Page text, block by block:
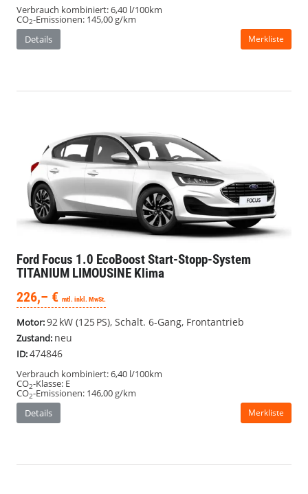
Verbrauch kombiniert:6,40 l/100km
CO2-Emissionen: 145,00 g/km
Details
Merkliste
Ford Focus 1.0 EcoBoost Start-Stopp-System
TITANIUM LIMOUSINE Klima
226,– € mtl. inkl. MwSt.
Motor:92 kW (125 PS), Schalt. 6-Gang, Frontantrieb
Zustand: neu
ID:474846
Verbrauch kombiniert:6,40 l/100km
CO2-Klasse: E
CO2-Emissionen: 146,00 g/km
Details
Merkliste